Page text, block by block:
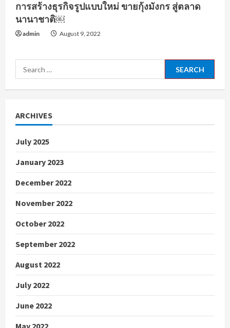
การสร้างธุรกิจรูปแบบใหม่ ขายกุ้งมังกร สู่ตลาด
นานาชาติ￼
admin August 9, 2022
Search
for:
ARCHIVES
July 2025
January 2023
December 2022
November 2022
October 2022
September 2022
August 2022
July 2022
June 2022
May 2022